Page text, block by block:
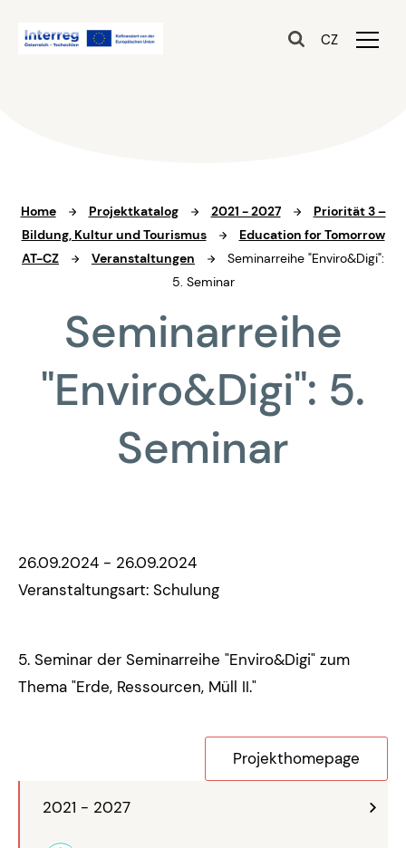
CZ
Home Projektkatalog 2021 - 2027
Priorität 3 –
Bildung, Kultur und Tourismus
Education for Tomorrow
AT-CZ
Veranstaltungen
Seminarreihe "Enviro&Digi":
5. Seminar
Seminarreihe
"Enviro&Digi": 5.
Seminar
2021 - 2027
26.09.2024 - 26.09.2024
Veranstaltungsart: Schulung
5. Seminar der Seminarreihe "Enviro&Digi" zum
Thema "Erde, Ressourcen, Müll II."
Projekthomepage